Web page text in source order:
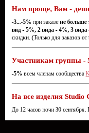
Нам проще, Вам -
-3...-5% при заказе не больше
вид - 5%, 2 вида - 4%, 3 вида
скидки. (Только для заказов
Участникам группы -
-5% всем членам сообщества
На все изделия Studio
До 12 часов ночи 30